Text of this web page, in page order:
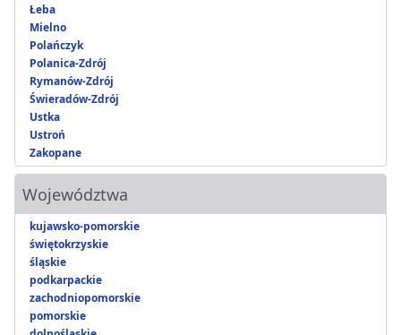
Łeba
Mielno
Polańczyk
Polanica-Zdrój
Rymanów-Zdrój
Świeradów-Zdrój
Ustka
Ustroń
Zakopane
Województwa
kujawsko-pomorskie
świętokrzyskie
śląskie
podkarpackie
zachodniopomorskie
pomorskie